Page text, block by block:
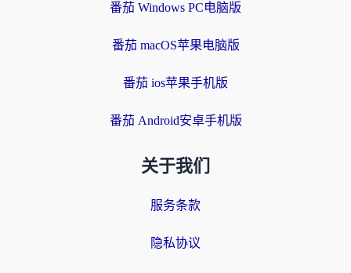
番茄 Windows PC电脑版
番茄 macOS苹果电脑版
番茄 ios苹果手机版
番茄 Android安卓手机版
关于我们
服务条款
隐私协议